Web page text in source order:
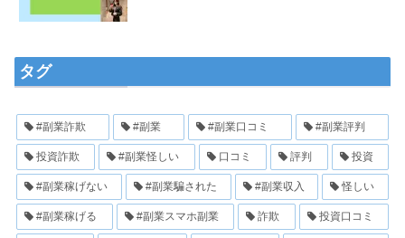
タグ
#副業詐欺 #副業 #副業口コミ #副業評判
投資詐欺 #副業怪しい 口コミ 評判 投資
#副業稼げない #副業騙された #副業収入 怪しい
#副業稼げる #副業スマホ副業 詐欺 投資口コミ